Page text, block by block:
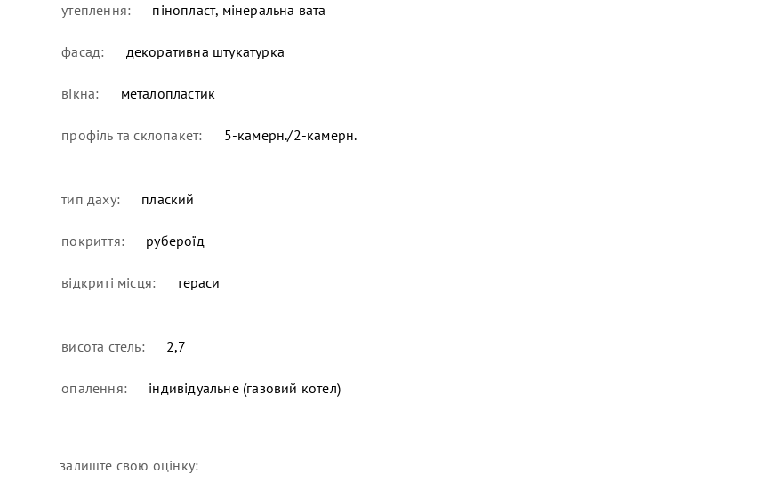
утеплення: пінопласт, мінеральна вата
фасад: декоративна штукатурка
вікна: металопластик
профіль та склопакет: 5-камерн./2-камерн.
тип даху: плаский
покриття: рубероїд
відкриті місця: тераси
висота стель: 2,7
опалення: індивідуальне (газовий котел)
залиште свою оцінку: